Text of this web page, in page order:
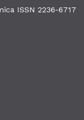
ISSN 2236-6717